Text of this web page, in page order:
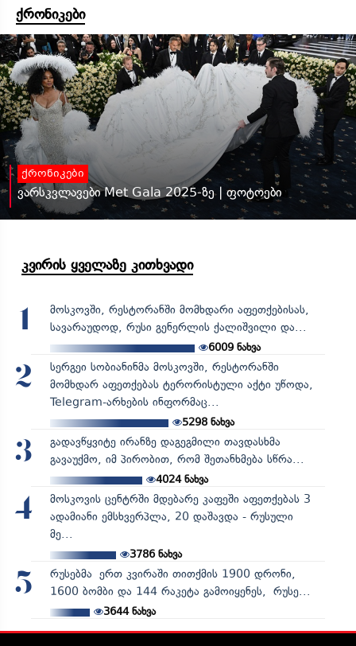
ქრონიკები
ქრონიკები
ვარსკვლავები Met Gala 2025-ზე | ფოტოები
კვირის ყველაზე კითხვადი
1
მოსკოვში, რესტორანში მომხდარი აფეთქებისას,
სავარაუდოდ, რუსი გენერლის ქალიშვილი და...
6009 ნახვა
2
სერგეი სობიანინმა მოსკოვში, რესტორანში
მომხდარ აფეთქებას ტერორისტული აქტი უწოდა,
Telegram-არხების ინფორმაც...
5298ნახვა
3
გადავწყვიტე ირანზე დაგეგმილი თავდასხმა
გავაუქმო, იმ პირობით, რომ შეთანხმება სწრა...
4024ნახვა
4
მოსკოვის ცენტრში მდებარე კაფეში აფეთქებას 3
ადამიანი ემსხვერპლა, 20 დაშავდა - რუსული
მე...
3786ნახვა
5
რუსებმა ერთ კვირაში თითქმის 1900 დრონი,
1600 ბომბი და 144 რაკეტა გამოიყენეს, რუსე...
3644ნახვა